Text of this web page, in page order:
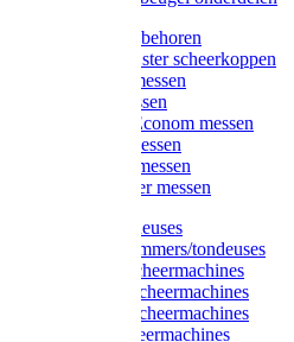
Messen toebehoren
Moser & Oster scheerkoppen
Hauptner messen
Liscop messen
Aesculap/Econom messen
Heiniger messen
Constanta messen
FarmClipper messen
Moser tondeuses
Overige trimmers/tondeuses
Heiniger scheermachines
Hauptner scheermachines
Aesculap scheermachines
Liscop scheermachines